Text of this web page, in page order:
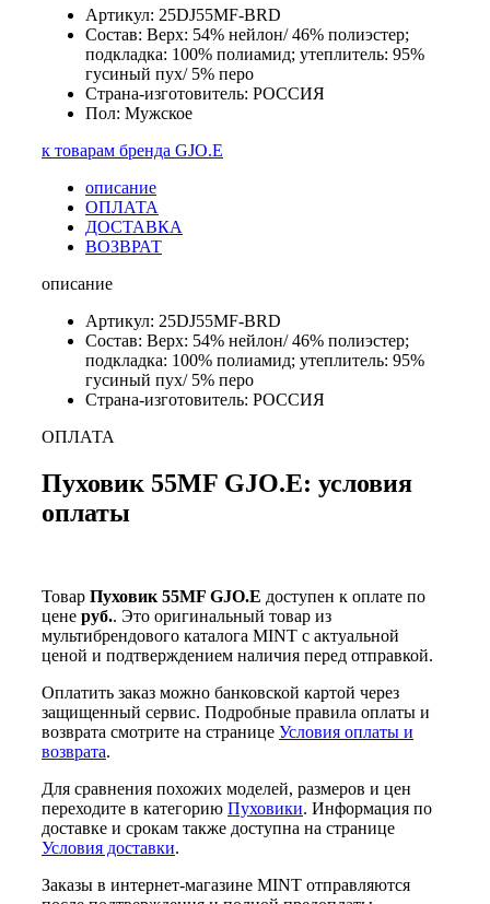
Артикул: 25DJ55MF-BRD
Состав: Верх: 54% нейлон/ 46% полиэстер;
подкладка: 100% полиамид; утеплитель: 95%
гусиный пух/ 5% перо
Страна-изготовитель: РОССИЯ
Пол: Мужское
к товарам бренда GJO.E
описание
ОПЛАТА
ДОСТАВКА
ВОЗВРАТ
описание
Артикул: 25DJ55MF-BRD
Состав: Верх: 54% нейлон/ 46% полиэстер;
подкладка: 100% полиамид; утеплитель: 95%
гусиный пух/ 5% перо
Страна-изготовитель: РОССИЯ
ОПЛАТА
Пуховик 55MF GJO.E: условия
оплаты
Товар Пуховик 55MF GJO.E доступен к оплате по
цене руб.. Это оригинальный товар из
мультибрендового каталога MINT с актуальной
ценой и подтверждением наличия перед отправкой.
Оплатить заказ можно банковской картой через
защищенный сервис. Подробные правила оплаты и
возврата смотрите на странице Условия оплаты и
возврата.
Для сравнения похожих моделей, размеров и цен
переходите в категорию Пуховики. Информация по
доставке и срокам также доступна на странице
Условия доставки.
Заказы в интернет-магазине MINT отправляются